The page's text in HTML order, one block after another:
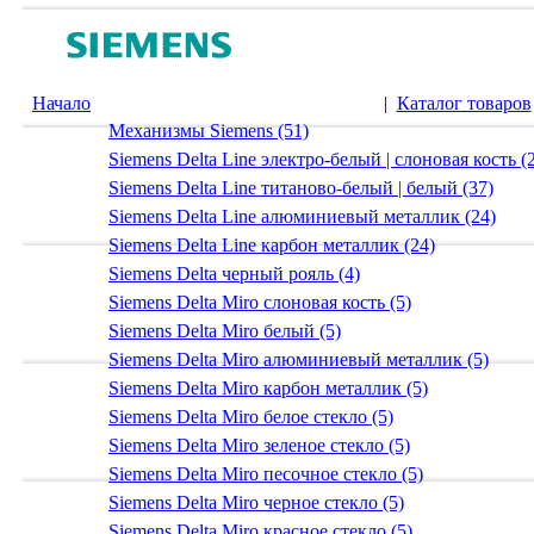
Начало | Каталог товаров
Механизмы Siemens (51)
Siemens Delta Line электро-белый | слоновая кость
Siemens Delta Line титаново-белый | белый (37)
Siemens Delta Line алюминиевый металлик (24)
Siemens Delta Line карбон металлик (24)
Siemens Delta черный рояль (4)
Siemens Delta Miro слоновая кость (5)
Siemens Delta Miro белый (5)
Siemens Delta Miro алюминиевый металлик (5)
Siemens Delta Miro карбон металлик (5)
Siemens Delta Miro белое стекло (5)
Siemens Delta Miro зеленое стекло (5)
Siemens Delta Miro песочное стекло (5)
Siemens Delta Miro черное стекло (5)